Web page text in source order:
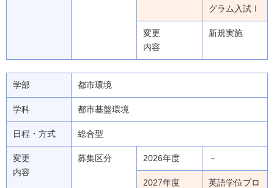
グラム入試Ⅰ
変更
内容
新規実施
学部 都市環境
学科 都市基盤環境
日程・方式 総合型
変更
内容
募集区分 2026年度 －
2027年度
英語学位プロ